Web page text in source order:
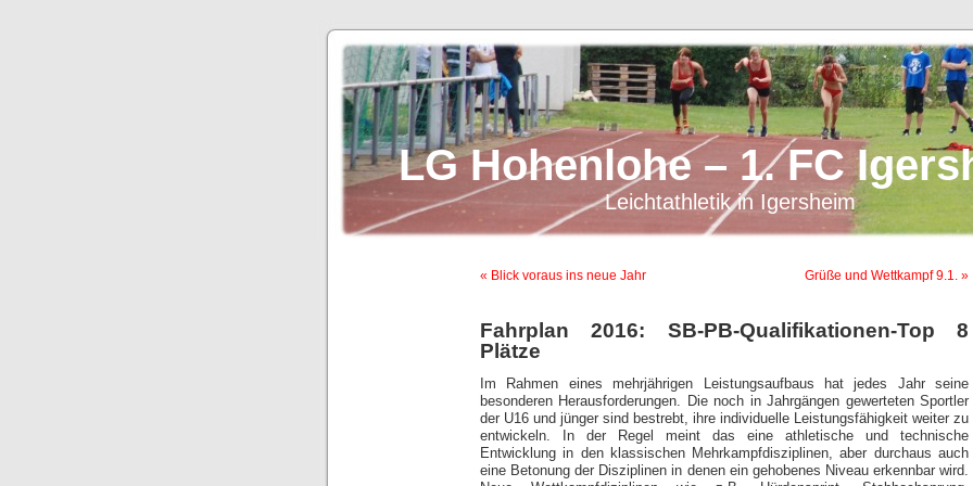
LG Hohenlohe – 1. FC
Leichtathletik in Igersheim
« Blick voraus ins neue Jahr Grüße und Wettkampf 9.1. »
Fahrplan 2016: SB-PB-Qualifikationen-Top 8
Plätze
Im Rahmen eines mehrjährigen Leistungsaufbaus hat jedes Jahr seine
besonderen Herausforderungen. Die noch in Jahrgängen gewerteten Sportler
der U16 und jünger sind bestrebt, ihre individuelle Leistungsfähigkeit weiter zu
entwickeln. In der Regel meint das eine athletische und technische
Entwicklung in den klassischen Mehrkampfdisziplinen, aber durchaus auch
eine Betonung der Disziplinen in denen ein gehobenes Niveau erkennbar wird.